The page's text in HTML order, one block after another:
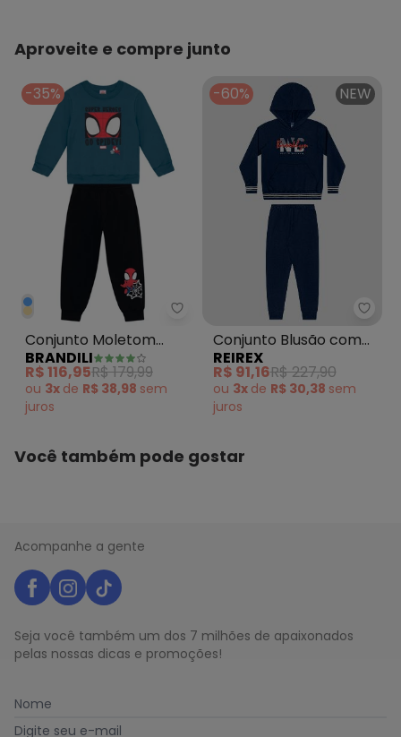
Aproveite e compre junto
-35%
Brandili - Conjunto Moletom
Conjunto Moletom
Blusao e Calça Homem
Aranha Petroleo
BRANDILI
R$ 116,95R$ 179,99
ou 3x de R$ 38,98 sem
juros
-60% NEW
Conjunto Blusão com
Capuz e Calça Azul
REIREX
R$ 91,16R$ 227,90
ou 3x de R$ 30,38 sem
juros
Você também pode gostar
Acompanhe a gente
Seja você também um dos 7 milhões de apaixonados
pelas nossas dicas e promoções!
Nome
Digite seu e-mail